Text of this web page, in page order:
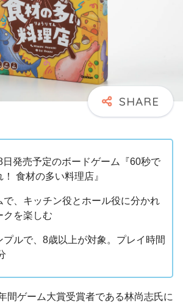
日発売予定のボードゲーム『60秒で
食材の多い料理店』
で、キッチン役とホール役に分かれ
クを楽しむ
プルで、8歳以上が対象。プレイ時間
間ゲーム大賞受賞者である林尚志氏に